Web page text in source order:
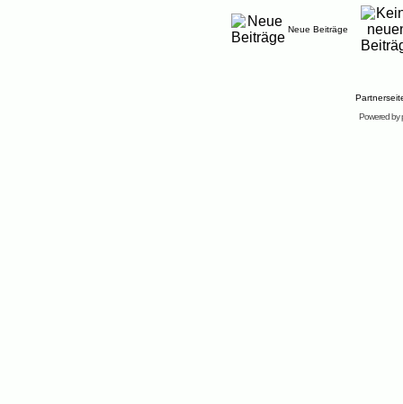
Neue Beiträge
Powered by